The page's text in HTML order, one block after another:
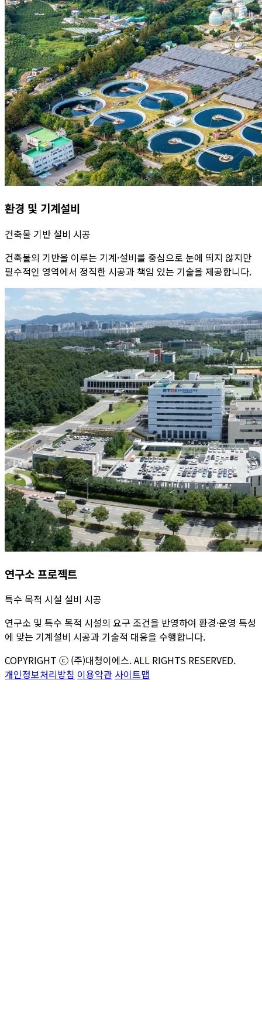
환경 및 기계설비
건축물 기반 설비 시공
건축물의 기반을 이루는 기계·설비를 중심으로 눈에 띄지 않지만
필수적인 영역에서 정직한 시공과 책임 있는 기술을 제공합니다.
연구소 프로젝트
특수 목적 시설 설비 시공
연구소 및 특수 목적 시설의 요구 조건을 반영하여 환경·운영 특성
에 맞는 기계설비 시공과 기술적 대응을 수행합니다.
COPYRIGHT ⓒ (주)대청이에스. ALL RIGHTS RESERVED.
개인정보처리방침 이용약관 사이트맵